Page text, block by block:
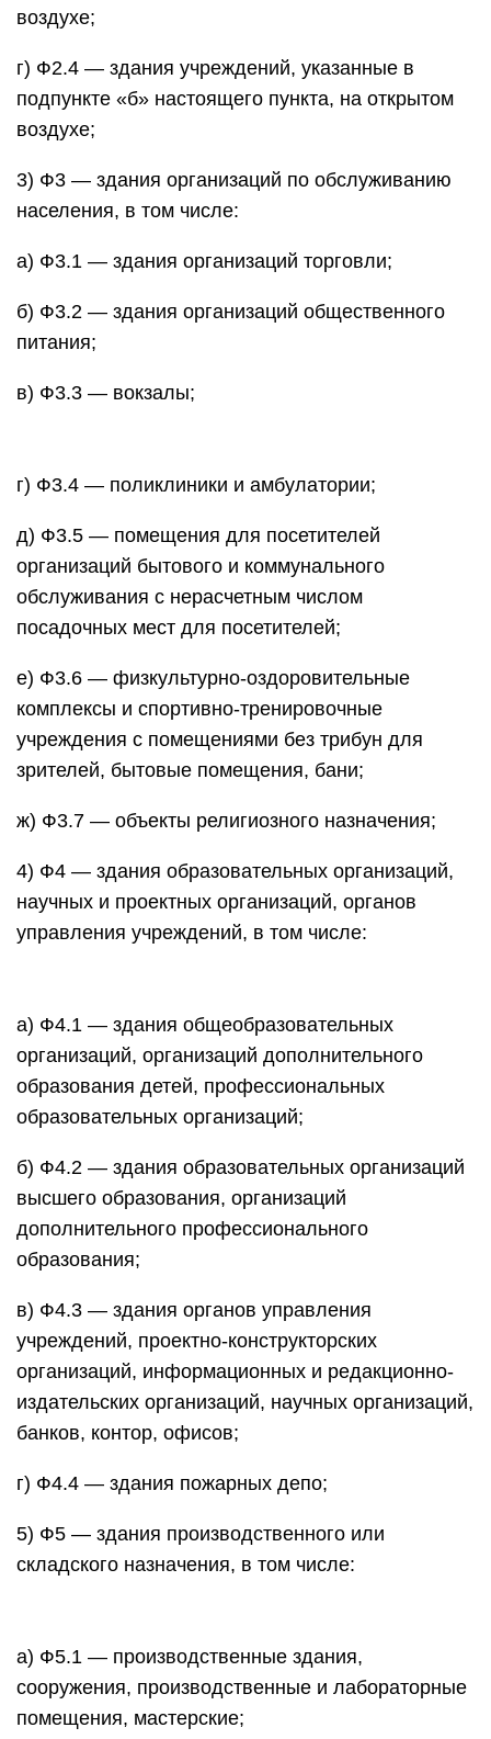
воздухе;
г) Ф2.4 — здания учреждений, указанные в
подпункте «б» настоящего пункта, на открытом
воздухе;
3) Ф3 — здания организаций по обслуживанию
населения, в том числе:
а) Ф3.1 — здания организаций торговли;
б) Ф3.2 — здания организаций общественного
питания;
в) Ф3.3 — вокзалы;
г) Ф3.4 — поликлиники и амбулатории;
д) Ф3.5 — помещения для посетителей
организаций бытового и коммунального
обслуживания с нерасчетным числом
посадочных мест для посетителей;
е) Ф3.6 — физкультурно-оздоровительные
комплексы и спортивно-тренировочные
учреждения с помещениями без трибун для
зрителей, бытовые помещения, бани;
ж) Ф3.7 — объекты религиозного назначения;
4) Ф4 — здания образовательных организаций,
научных и проектных организаций, органов
управления учреждений, в том числе:
а) Ф4.1 — здания общеобразовательных
организаций, организаций дополнительного
образования детей, профессиональных
образовательных организаций;
б) Ф4.2 — здания образовательных организаций
высшего образования, организаций
дополнительного профессионального
образования;
в) Ф4.3 — здания органов управления
учреждений, проектно-конструкторских
организаций, информационных и редакционно-
издательских организаций, научных организаций,
банков, контор, офисов;
г) Ф4.4 — здания пожарных депо;
5) Ф5 — здания производственного или
складского назначения, в том числе:
а) Ф5.1 — производственные здания,
сооружения, производственные и лабораторные
помещения, мастерские;